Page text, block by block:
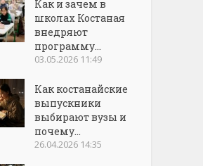
Как и зачем в
школах Костаная
внедряют
программу...
03.05.2026 11:49
Как костанайские
выпускники
выбирают вузы и
почему...
26.04.2026 14:35